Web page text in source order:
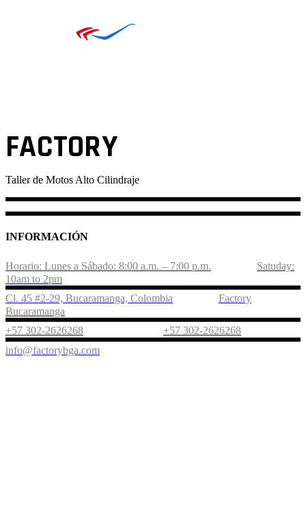
FACTORY
Taller de Motos Alto Cilindraje
INFORMACIÓN
Horario: Lunes a Sábado: 8:00 a.m. – 7:00 p.m.
Satuday:
10am to 2pm
Cl. 45 #2-29, Bucaramanga, Colombia
Factory
Bucaramanga
+57 302-2626268
+57 302-2626268
info@factorybga.com